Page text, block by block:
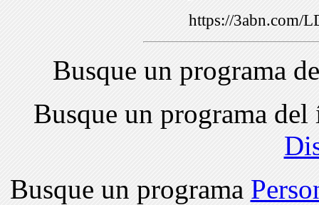
https://3abn.com/
Busque un programa
Busque un programa
Busque un programa